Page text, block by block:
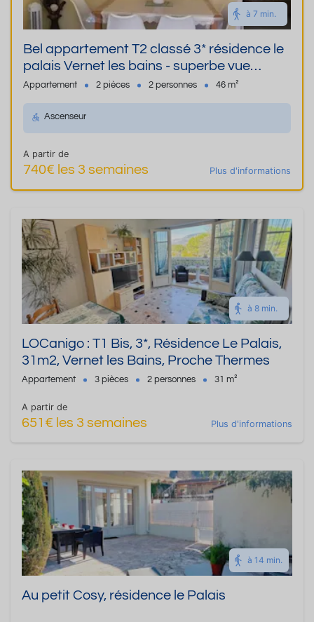
à 7 min.
Bel appartement T2 classé 3* résidence le
palais Vernet les bains - superbe vue
panoramique sur le canigou
Appartement 2 pièces 2 personnes 46 m²
Ascenseur
A partir de
740€ les 3 semaines Plus d'informations
à 8 min.
LOCanigo : T1 Bis, 3*, Résidence Le Palais,
31m2, Vernet les Bains, Proche Thermes
Appartement 3 pièces 2 personnes 31 m²
A partir de
651€ les 3 semaines Plus d'informations
à 14 min.
Au petit Cosy, résidence le Palais